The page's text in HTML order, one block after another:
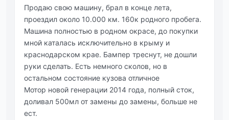
Продаю свою машину, брал в конце лета,
проездил около 10.000 км. 160к родного пробега.
Машина полностью в родном окрасе, до покупки
мной каталась исключительно в крыму и
краснодарском крае. Бампер треснут, не дошли
руки сделать. Есть немного сколов, но в
остальном состояние кузова отличное
Мотор новой генерации 2014 года, полный сток,
доливал 500мл от замены до замены, больше не
ест.